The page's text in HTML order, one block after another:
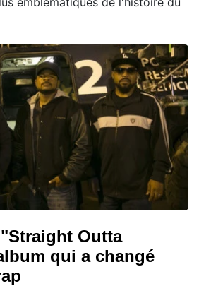
Outta
qui a changé